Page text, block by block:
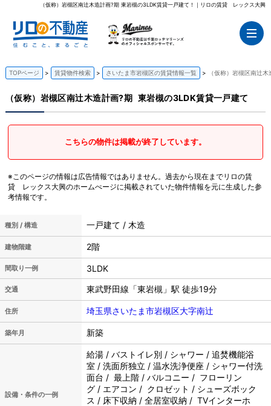
（仮称）岩槻区南辻木造計画?期 東岩槻の3LDK賃貸一戸建て！｜リロの賃貸 レックス大興
TOPページ 賃貸物件検索 さいたま市岩槻区の賃貸情報一覧 （仮称）岩槻区南辻
（仮称）岩槻区南辻木造計画?期 東岩槻の3LDK賃貸一戸建て
こちらの物件は掲載が終了しています。
※このページの情報は広告情報ではありません。過去から現在までリロの賃
貸 レックス大興のホームぺージに掲載されていた物件情報を元に生成した参
考情報です。
種別 / 構造 一戸建て / 木造
建物階建 2階
間取り一例 3LDK
交通 東武野田線「東岩槻」駅 徒歩19分
住所 埼玉県さいたま市岩槻区大字南辻
築年月 新築
設備・条件の一例
給湯 / バストイレ別 / シャワー / 追焚機能浴
室 / 洗面所独立 / 温水洗浄便座 / シャワー付洗
面台 / 最上階 / バルコニー / フローリン
グ / エアコン / クロゼット / シューズボック
ス / 床下収納 / 全居室収納 / TVインターホ